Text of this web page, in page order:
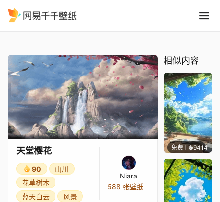
天堂樱花
90
山川
花草树木
蓝天白云
风景
Niara
588 张壁纸
相似内容
免费 9414叮叮